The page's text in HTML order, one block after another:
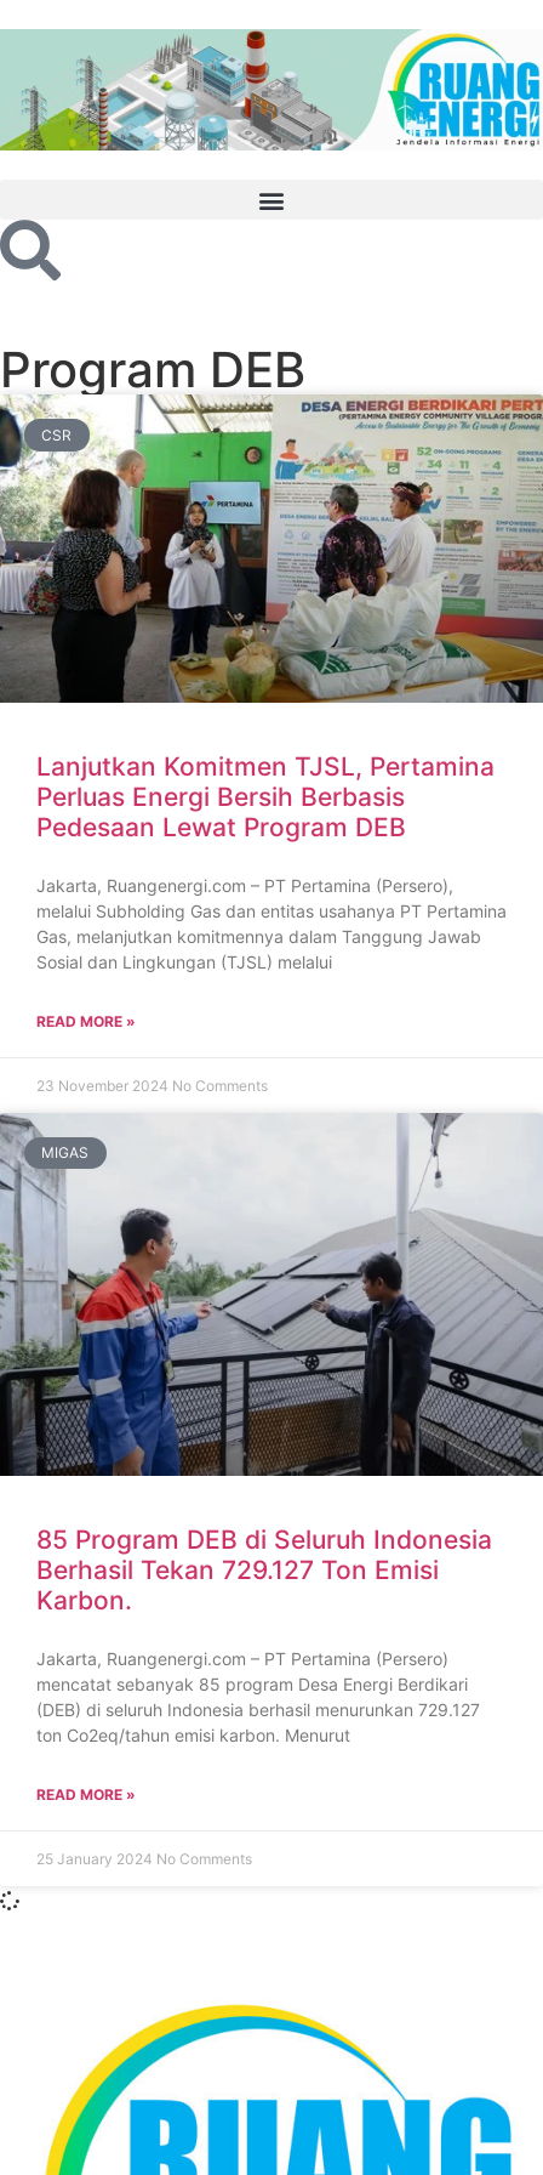
Program DEB
CSR
Lanjutkan Komitmen TJSL, Pertamina
Perluas Energi Bersih Berbasis
Pedesaan Lewat Program DEB
Jakarta, Ruangenergi.com – PT Pertamina (Persero),
melalui Subholding Gas dan entitas usahanya PT Pertamina
Gas, melanjutkan komitmennya dalam Tanggung Jawab
Sosial dan Lingkungan (TJSL) melalui
READ MORE »
23 November 2024 No Comments
MIGAS
85 Program DEB di Seluruh Indonesia
Berhasil Tekan 729.127 Ton Emisi
Karbon.
Jakarta, Ruangenergi.com – PT Pertamina (Persero)
mencatat sebanyak 85 program Desa Energi Berdikari
(DEB) di seluruh Indonesia berhasil menurunkan 729.127
ton Co2eq/tahun emisi karbon. Menurut
READ MORE »
25 January 2024 No Comments